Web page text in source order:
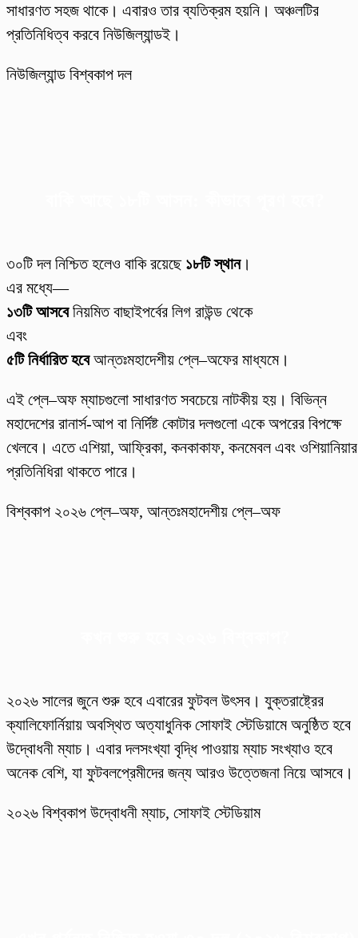
সাধারণত সহজ থাকে। এবারও তার ব্যতিক্রম হয়নি। অঞ্চলটির
প্রতিনিধিত্ব করবে নিউজিল্যান্ডই।
নিউজিল্যান্ড বিশ্বকাপ দল
৩০টি দল নিশ্চিত হলেও বাকি রয়েছে ১৮টি স্থান।
এর মধ্যে—
১৩টি আসবেনিয়মিত বাছাইপর্বের লিগ রাউন্ড থেকে
এবং
৫টি নির্ধারিত হবেআন্তঃমহাদেশীয় প্লে–অফের মাধ্যমে।
এই প্লে–অফ ম্যাচগুলো সাধারণত সবচেয়ে নাটকীয় হয়। বিভিন্ন
মহাদেশের রানার্স-আপ বা নির্দিষ্ট কোটার দলগুলো একে অপরের বিপক্ষে
খেলবে। এতে এশিয়া, আফ্রিকা, কনকাকাফ, কনমেবল এবং ওশিয়ানিয়ার
প্রতিনিধিরা থাকতে পারে।
বিশ্বকাপ ২০২৬ প্লে–অফ, আন্তঃমহাদেশীয় প্লে–অফ
২০২৬ সালের জুনে শুরু হবে এবারের ফুটবল উৎসব। যুক্তরাষ্ট্রের
ক্যালিফোর্নিয়ায় অবস্থিত অত্যাধুনিক সোফাই স্টেডিয়ামে অনুষ্ঠিত হবে
উদ্বোধনী ম্যাচ। এবার দলসংখ্যা বৃদ্ধি পাওয়ায় ম্যাচ সংখ্যাও হবে
অনেক বেশি, যা ফুটবলপ্রেমীদের জন্য আরও উত্তেজনা নিয়ে আসবে।
২০২৬ বিশ্বকাপ উদ্বোধনী ম্যাচ, সোফাই স্টেডিয়াম